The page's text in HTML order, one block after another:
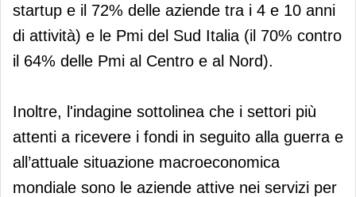
startup e il 72% delle aziende tra i 4 e 10 anni
di attività) e le Pmi del Sud Italia (il 70% contro
il 64% delle Pmi al Centro e al Nord).
Inoltre, l'indagine sottolinea che i settori più
attenti a ricevere i fondi in seguito alla guerra e
all’attuale situazione macroeconomica
mondiale sono le aziende attive nei servizi per